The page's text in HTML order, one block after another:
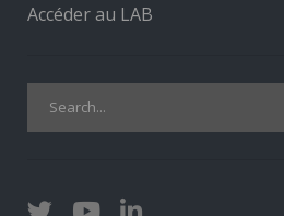
Accéder au LAB
for: